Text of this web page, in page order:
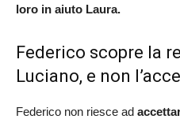
loro in aiuto Laura.
Federico scopre la
Luciano, e non
Federico non riesce ad